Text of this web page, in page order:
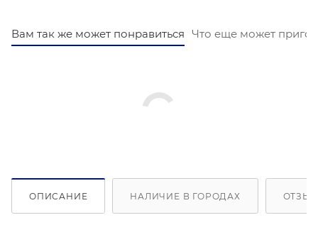
Вам так же может понравиться Что еще может
ОПИСАНИЕ НАЛИЧИЕ В ГОРОДАХ